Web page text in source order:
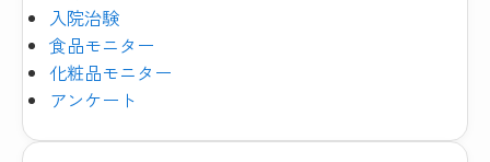
入院治験
食品モニター
化粧品モニター
アンケート